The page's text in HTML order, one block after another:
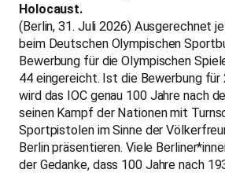
Holocaust.
(Berlin, 31. Juli 2026) Ausgerechnet
beim Deutschen Olympischen
Bewerbung für die Olympischen
44 eingereicht. Ist die Bewerbung
wird das IOC genau 100 Jahre nach
seinen Kampf der Nationen mit
Sportpistolen im Sinne der
Berlin präsentieren. Viele
der Gedanke, dass 100 Jahre nach